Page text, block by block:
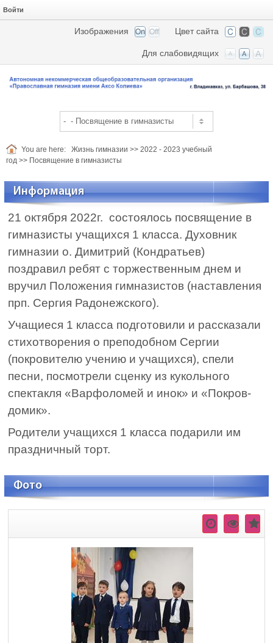
Войти
Цвет сайта
Изображения
Для слабовидящих
You are here: Жизнь гимназии >> 2022 - 2023 учебный
год >> Посвящение в гимназисты
Информация
21 октября 2022г. состоялось посвящение в
гимназисты учащихся 1 класса. Духовник
гимназии о. Димитрий (Кондратьев)
поздравил ребят с торжественным днем и
вручил Положения гимназистов (наставления
прп. Сергия Радонежского).
Учащиеся 1 класса подготовили и рассказали
стихотворения о преподобном Сергии
(покровителю учению и учащихся), спели
песни, посмотрели сценку из кукольного
спектакля «Варфоломей и инок» и «Покров-
домик».
Родители учащихся 1 класса подарили им
праздничный торт.
Фото